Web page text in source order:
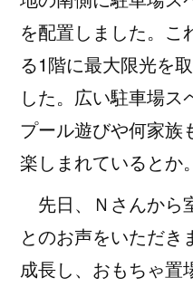
を配置しました。こ
る1階に最大限光を
した。広い駐車場ス
プール遊びや何家族
楽しまれているとか。
先日、Ｎさんから
とのお声をいただき
成長し、おもちゃ置